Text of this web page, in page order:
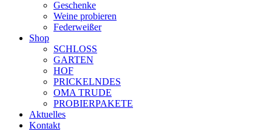
Geschenke
Weine probieren
Federweißer
Shop
SCHLOSS
GARTEN
HOF
PRICKELNDES
OMA TRUDE
PROBIERPAKETE
Aktuelles
Kontakt